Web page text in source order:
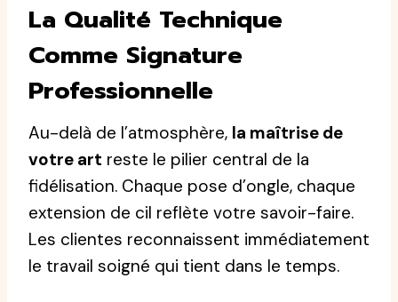
La Qualité Technique
Comme Signature
Professionnelle
Au-delà de l’atmosphère, la maîtrise de
votre art reste le pilier central de la
fidélisation. Chaque pose d’ongle, chaque
extension de cil reflète votre savoir-faire.
Les clientes reconnaissent immédiatement
le travail soigné qui tient dans le temps.